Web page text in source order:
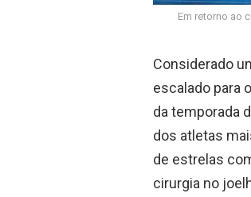
Em retorno ao
Considerado
escalado para
da temporada
dos atletas
de estrelas
cirurgia no